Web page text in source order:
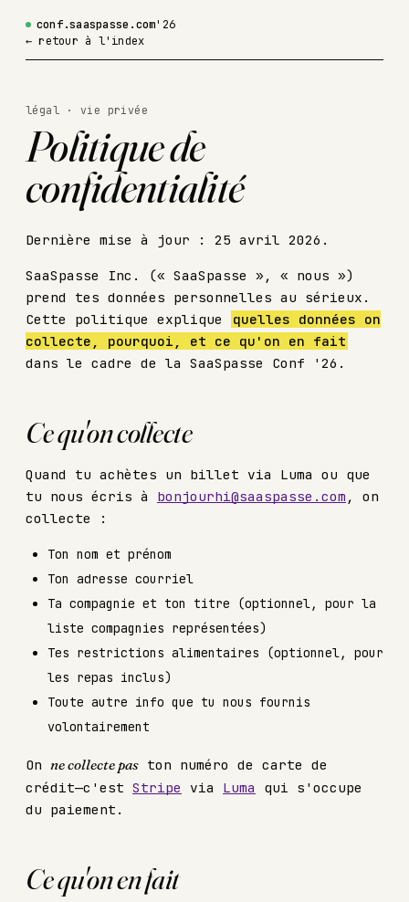
conf.saaspasse.com'26
← retour à l'index
légal · vie privée
Politique de
confidentialité
Dernière mise à jour : 25 avril 2026.
SaaSpasse Inc. (« SaaSpasse », « nous »)
prend tes données personnelles au sérieux.
Cette politique explique
quelles données on
collecte, pourquoi, et ce qu'on en fait
dans le cadre de la SaaSpasse Conf '26.
Ce qu'on collecte
Quand tu achètes un billet via Luma ou que
tu nous écris à bonjourhi@saaspasse.com , on
collecte :
Ton nom et prénom
Ton adresse courriel
Ta compagnie et ton titre (optionnel, pour la
liste compagnies représentées)
Tes restrictions alimentaires (optionnel, pour
les repas inclus)
Toute autre info que tu nous fournis
volontairement
On ne collecte pas ton numéro de carte de
crédit—c'est Stripe via Luma
qui s'occupe
du paiement.
Ce qu'on en fait